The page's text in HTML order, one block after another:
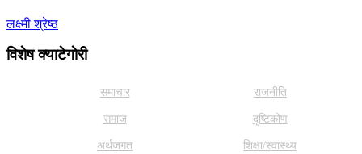
लक्ष्मी श्रेष्ठ
विशेष क्याटेगाेरी
समाचार राजनीति
समाज दृष्टिकोण
अर्थजगत शिक्षा/स्वास्थ्य